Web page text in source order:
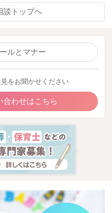
談トップへ
ルとマナー
をお聞かせください
合わせはこちら